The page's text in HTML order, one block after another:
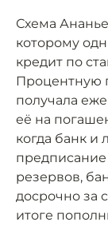
Схема
которому
кредит по
Процентную
получала
её на
когда банк
резервов,
досрочно за
итоге